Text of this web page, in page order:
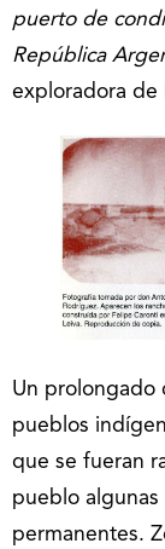
puerto de
República
exploradora de
Un prolongado
pueblos
que se fueran
pueblo algunas
permanentes.